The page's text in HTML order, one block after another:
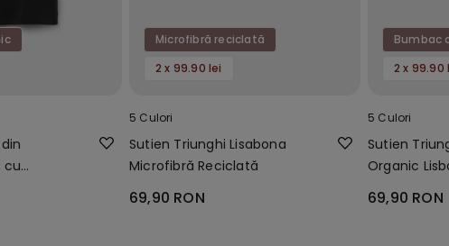
cu
Microfibră reciclată
2 x 99.90 lei
5 Culori
Sutien Triunghi Lisabona
Microfibră Reciclată
69,90 RON
Bumbac
2 x 99.90
5 Culori
Sutien
Organic
69,90 RON